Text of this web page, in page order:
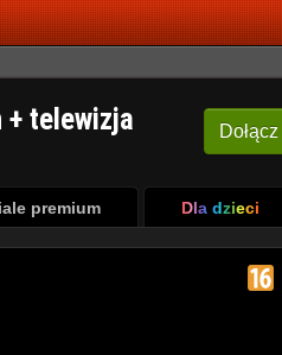
Dołącz
telewizja
premium Dla dzieci